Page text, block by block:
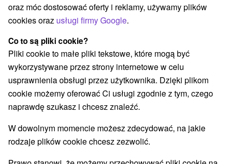
Wszystkie kategorie
Jaskinie(2)
Atrakcje z adrenaliną(1) Atrakcje turystyczne
Muzea i galerie (1) Tarcze
Zabytki techniki(3) Wieże obserwacyjne i chodniki
Sporty(1) Skanseny(1) Chaty górskie (3)
Ośrodek narciarski(4) Źródła (1) Pola golfowe(1)
Amfiteatry i kina w przyrodzie(1)
Túry a turistické chodníky(4)
Wsie i miasta
Mýto pod Ďumbierom
oraz móc dostosować oferty i reklamy, używamy plików
cookies oraz usługi firmy Google.
Co to są pliki cookie?
Pliki cookie to małe pliki tekstowe, które mogą być
wykorzystywane przez strony internetowe w celu
usprawnienia obsługi przez użytkownika. Dzięki plikom
cookie możemy oferować Ci usługi zgodnie z tym, czego
naprawdę szukasz i chcesz znaleźć.
W dowolnym momencie możesz zdecydować, na jakie
rodzaje plików cookie chcesz zezwolić.